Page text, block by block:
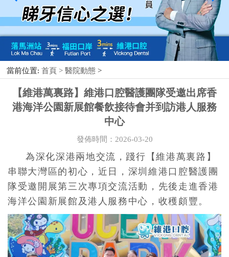
當前位置: 首頁 >醫院動態 >
【維港萬裏路】維港口腔醫護團隊受邀出席香
港海洋公園新展館餐飲接待會并到訪港人服務
中心
發佈時間：2026-03-20
為深化深港兩地交流，踐行【維港萬裏路 】
串聯大灣區的初心，近日，深圳維港口腔醫護團
隊受邀開展第三次專項交流活動，先後走進香港
海洋公園新展館及港人服務中心，收穫頗豐。